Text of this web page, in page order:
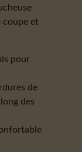
coupe et
pour
de
des